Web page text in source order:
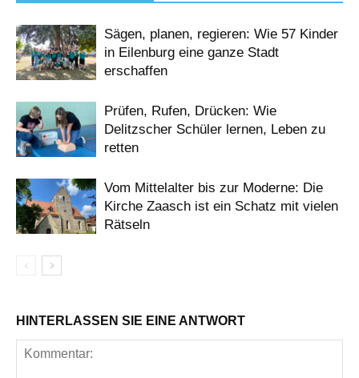
Sägen, planen, regieren: Wie 57 Kinder
in Eilenburg eine ganze Stadt
erschaffen
Prüfen, Rufen, Drücken: Wie
Delitzscher Schüler lernen, Leben zu
retten
Vom Mittelalter bis zur Moderne: Die
Kirche Zaasch ist ein Schatz mit vielen
Rätseln
HINTERLASSEN SIE EINE ANTWORT